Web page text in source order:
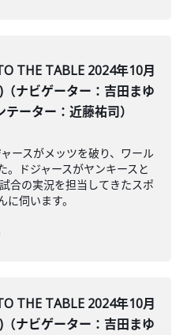
THE TABLE 2024年10月
ナビゲーター：吉田まゆ
テーター：近藤祐司）
ースがメッツを破り、ワール
。ドジャースがヤンキースと
合の実況を担当してきたスポ
伺います。
THE TABLE 2024年10月
ナビゲーター：吉田まゆ